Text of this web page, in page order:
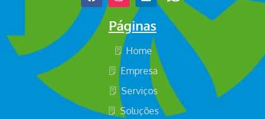
Páginas
Home
Empresa
Serviços
Soluções